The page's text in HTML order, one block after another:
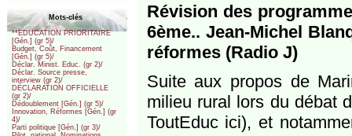
Mots-clés
**EDUCATION PRIORITAIRE
[Gén.] (gr 5)/
Budget, Coût, Financement
[Gén.] (gr 5)/
Déclar. Minist. Educ. (gr 2)/
Déclar. Source presse,
interview (gr 2)/
DÉCLARATION OFFICIELLE
(gr 2)/
Dédoublement [Gén.] (gr 5)/
Innovation, Réformes [Gén.] (gr
4)/
Parti politique [Gén.] (gr 3)/
Révision des
6ème.. Jean-Michel
réformes (Radio J)
Suite aux propos de
milieu rural lors du débat
ToutEduc ici), et